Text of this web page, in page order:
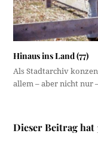
Hinaus ins Land (77)
Als Stadtarchiv
allem – aber nicht nur
Dieser Beitrag hat